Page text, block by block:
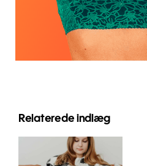
Relaterede indlæg
Innovative
strategier til